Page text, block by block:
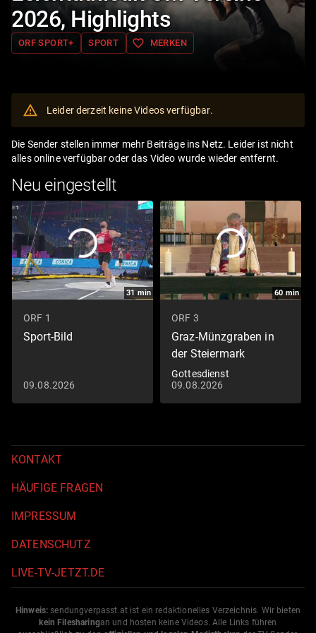
2026, Highlights
ORF SPORT+ SPORT favorite_border MERKEN
Leider derzeit keine Videos verfügbar.
Die Sender stellen immer mehr Beiträge ins Netz. Leider ist nicht
alles online verfügbar oder das Video wurde wieder entfernt.
Neu eingestellt
31 min
ORF 1
Sport-Bild
09.08.2026
60min
ORF 3
Graz-Münzgraben in
der Steiermark
Gottesdienst
09.08.2026
KONTAKT
HÄUFIGE FRAGEN
IMPRESSUM
DATENSCHUTZ
LIVE-TV-JETZT.DE
Hinweis: sendungverpasst.at ist ein redaktionelles Verzeichnis. Wir bieten
kein Filesharingan und hosten keine Videos. Alle Links führen